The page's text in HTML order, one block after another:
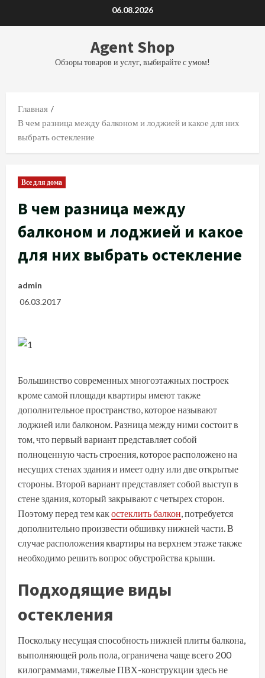
06.08.2026
Agent Shop
Обзоры товаров и услуг, выбирайте с умом!
Главная
В чем разница между балконом и лоджией и какое для них
выбрать остекление
Все для дома
В чем разница между
балконом и лоджией и какое
для них выбрать остекление
admin
06.03.2017
Большинство современных многоэтажных построек
кроме самой площади квартиры имеют также
дополнительное пространство, которое называют
лоджией или балконом. Разница между ними состоит в
том, что первый вариант представляет собой
полноценную часть строения, которое расположено на
несущих стенах здания и имеет одну или две открытые
стороны. Второй вариант представляет собой выступ в
стене здания, который закрывают с четырех сторон.
Поэтому перед тем какостеклить балкон, потребуется
дополнительно произвести обшивку нижней части. В
случае расположения квартиры на верхнем этаже также
необходимо решить вопрос обустройства крыши.
Подходящие виды
остекления
Поскольку несущая способность нижней плиты балкона,
выполняющей роль пола, ограничена чаще всего 200
килограммами, тяжелые ПВХ-конструкции здесь не